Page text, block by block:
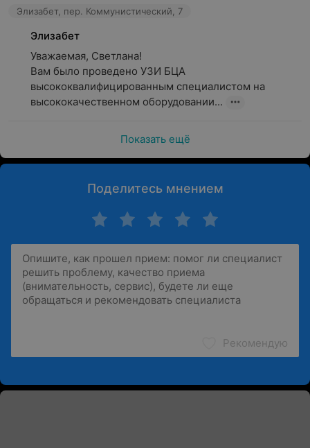
Элизабет, пер. Коммунистический, 7
Элизабет
Уважаемая, Светлана!
Вам было проведено УЗИ БЦА
высококвалифицированным специалистом на
высококачественном оборудовании...
Показать ещё
Поделитесь мнением
Рекомендую